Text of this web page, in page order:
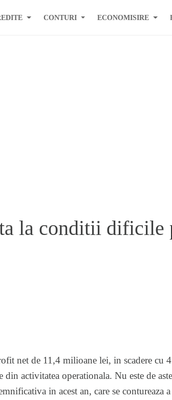
CONTURI ECONOMISIRE
la conditii dificile
net de 11,4 milioane lei, in scadere cu
activitatea operationala. Nu este de
in acest an, care se